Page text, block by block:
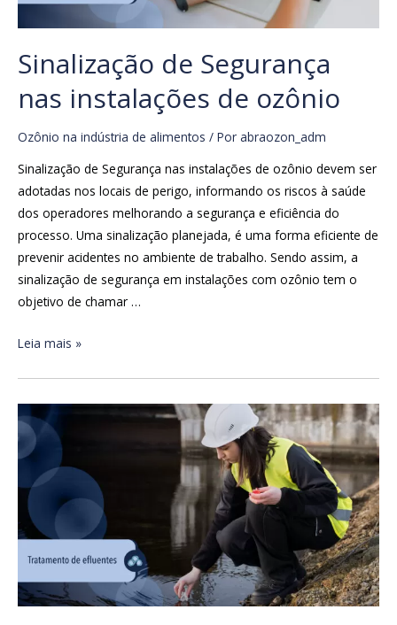
Sinalização de Segurança
nas instalações de ozônio
Ozônio na indústria de alimentos / Por abraozon_adm
Sinalização de Segurança nas instalações de ozônio devem ser
adotadas nos locais de perigo, informando os riscos à saúde
dos operadores melhorando a segurança e eficiência do
processo. Uma sinalização planejada, é uma forma eficiente de
prevenir acidentes no ambiente de trabalho. Sendo assim, a
sinalização de segurança em instalações com ozônio tem o
objetivo de chamar …
Leia mais »